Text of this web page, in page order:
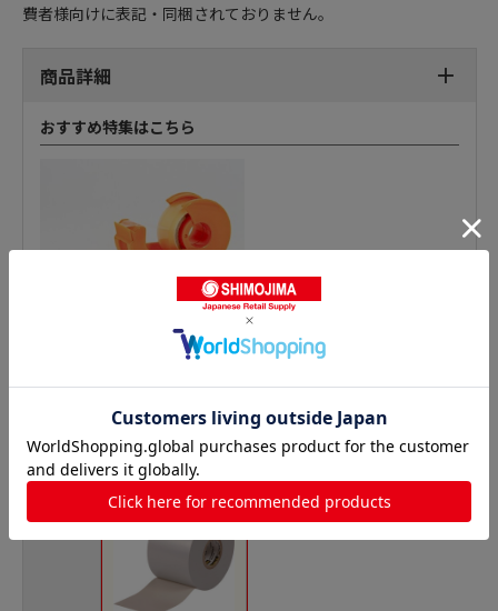
費者様向けに表記・同梱されておりません。
商品詳細
おすすめ特集はこちら
ビニールテープの人気商品との比較